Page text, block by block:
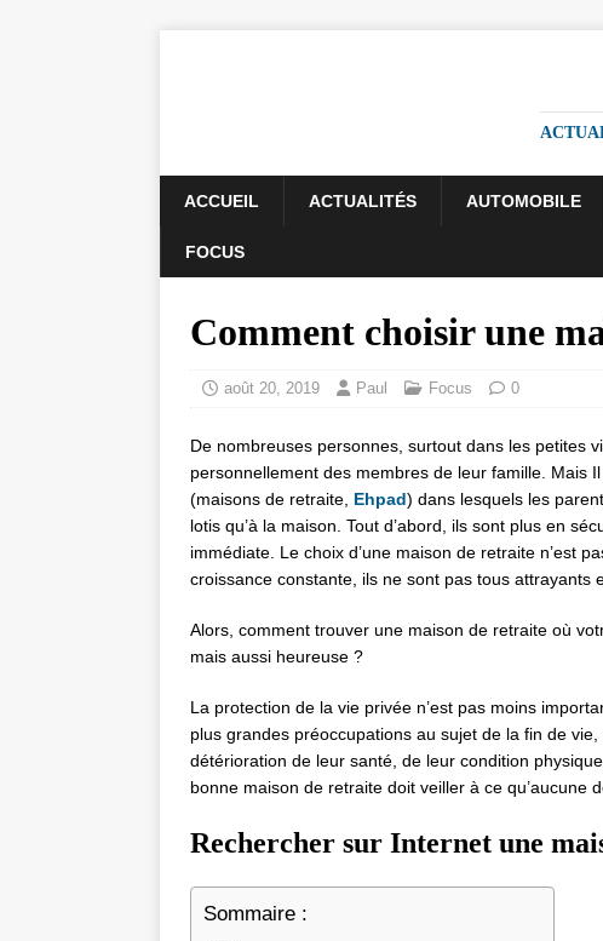
ACCUEIL ACTUALITÉS AUTOMOBILE
FOCUS
Comment choisir une
août 20, 2019 Paul Focus 0
De nombreuses personnes, surtout dans les petites
personnellement des membres de leur famille. Mais
(maisons de retraite, Ehpad) dans lesquels les
lotis qu’à la maison. Tout d’abord, ils sont plus en
immédiate. Le choix d’une maison de retraite n’est
croissance constante, ils ne sont pas tous attrayants
Alors, comment trouver une maison de retraite où
mais aussi heureuse ?
La protection de la vie privée n’est pas moins
plus grandes préoccupations au sujet de la fin de
détérioration de leur santé, de leur condition
bonne maison de retraite doit veiller à ce qu’aucune
Rechercher sur Internet une
Sommaire :